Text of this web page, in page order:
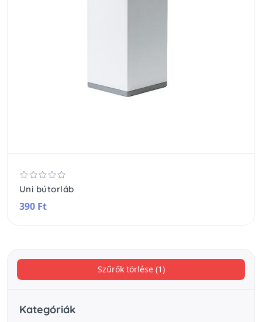
Szűrők törlése (1)
Kategóriák
Uni bútorláb
390 Ft